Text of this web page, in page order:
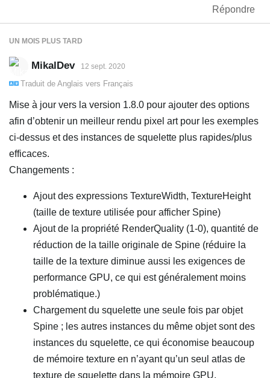
Répondre
UN MOIS PLUS TARD
MikalDev 12 sept. 2020
Traduit de Anglais vers Français
Mise à jour vers la version 1.8.0 pour ajouter des options
afin d’obtenir un meilleur rendu pixel art pour les exemples
ci-dessus et des instances de squelette plus rapides/plus
efficaces.
Changements :
Ajout des expressions TextureWidth, TextureHeight
(taille de texture utilisée pour afficher Spine)
Ajout de la propriété RenderQuality (1-0), quantité de
réduction de la taille originale de Spine (réduire la
taille de la texture diminue aussi les exigences de
performance GPU, ce qui est généralement moins
problématique.)
Chargement du squelette une seule fois par objet
Spine ; les autres instances du même objet sont des
instances du squelette, ce qui économise beaucoup
de mémoire texture en n’ayant qu’un seul atlas de
texture de squelette dans la mémoire GPU.